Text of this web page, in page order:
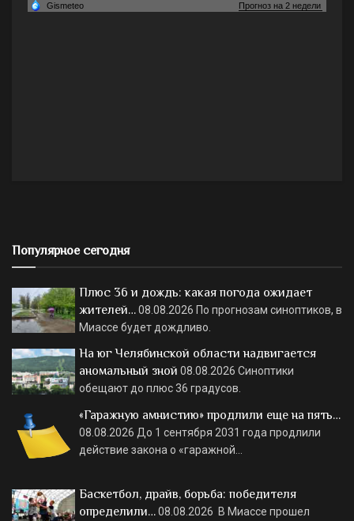
Популярное сегодня
Плюс 36 и дождь: какая погода ожидает
жителей…08.08.2026 По прогнозам синоптиков, в
Миассе будет дождливо.
На юг Челябинской области надвигается
аномальный зной 08.08.2026 Синоптики
обещают до плюс 36 градусов.
«Гаражную амнистию» продлили еще на пять…
08.08.2026 До 1 сентября 2031 года продлили
действие закона о «гаражной…
Баскетбол, драйв, борьба: победителя
определили…08.08.2026 В Миассе прошел